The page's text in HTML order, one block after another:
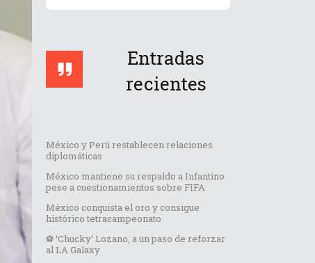
Entradas
recientes
México y Perú restablecen relaciones
diplomáticas
México mantiene su respaldo a Infantino
pese a cuestionamientos sobre FIFA
México conquista el oro y consigue
histórico tetracampeonato
⚽️ ‘Chucky’ Lozano, a un paso de reforzar
al LA Galaxy